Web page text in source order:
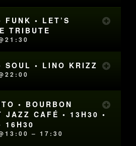
FUNK • LET’S
TRIBUTE
SOUL • LINO KRIZZ
• BOURBON
JAZZ CAFÉ • 13H30 •
16H30
– 17:30